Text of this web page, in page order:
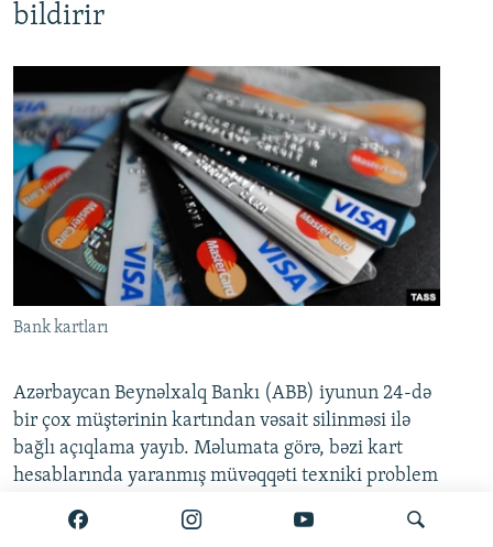
bildirir
Bank kartları
Azərbaycan Beynəlxalq Bankı (ABB) iyunun 24-də
bir çox müştərinin kartından vəsait silinməsi ilə
bağlı açıqlama yayıb. Məlumata görə, bəzi kart
hesablarında yaranmış müvəqqəti texniki problem